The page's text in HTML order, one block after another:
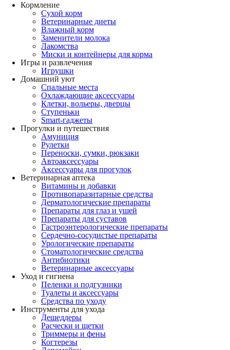
Кормление
Сухой корм
Ветеринарные диеты
Влажный корм
Заменители молока
Лакомства
Миски и контейнеры для корма
Игры и развлечения
Игрушки
Домашний уют
Спальные места
Охлаждающие аксессуары
Клетки, вольеры, дверцы
Ступеньки
Smart-гаджеты
Прогулки и путешествия
Амуниция
Рулетки
Переноски, сумки, рюкзаки
Автоаксессуары
Аксессуары для прогулок
Ветеринарная аптека
Витамины и добавки
Противопаразитарные средства
Дерматологические препараты
Препараты для глаз и ушей
Препараты для суставов
Гастроэнтерологические препараты
Сердечно-сосудистые препараты
Урологические препараты
Стоматологические средства
Антибиотики
Ветеринарные аксессуары
Уход и гигиена
Пеленки и подгузники
Туалеты и аксессуары
Средства по уходу
Инструменты для ухода
Дешеддеры
Расчески и щетки
Триммеры и фены
Когтерезы